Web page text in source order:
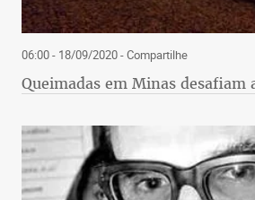
06:00 - 18/09/2020- Compartilhe
Queimadas em Minas desafiam